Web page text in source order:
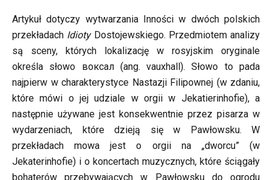
Artykuł dotyczy wytwarzania Inności w dwóch polskich
przekładach Idioty Dostojewskiego. Przedmiotem analizy
są sceny, których lokalizację w rosyjskim oryginale
określa słowo воксал (ang. vauxhall). Słowo to pada
najpierw w charakterystyce Nastazji Filipownej (w zdaniu,
które mówi o jej udziale w orgii w Jekatierinhofie), a
następnie używane jest konsekwentnie przez pisarza w
wydarzeniach, które dzieją się w Pawłowsku. W
przekładach mowa jest o orgii na „dworcu” (w
Jekaterinhofie) i o koncertach muzycznych, które ściągały
bohaterów przebywających w Pawłowsku do ogrodu